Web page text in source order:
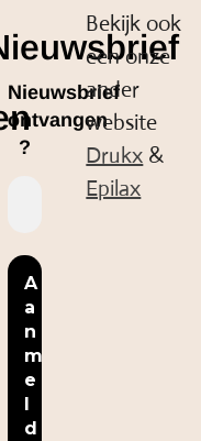
Nieuwsbrief
ontvangen
?
Bekijk ook
een onze
ander
website
Drukx &
Epilax